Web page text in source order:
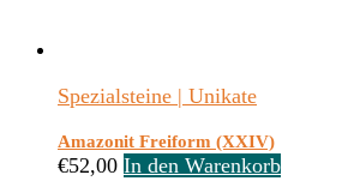
Spezialsteine | Unikate
Amazonit Freiform (XXIV)
€52,00 In den Warenkorb